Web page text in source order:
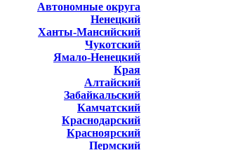
Автономные округа
Ненецкий
Ханты-Мансийский
Чукотский
Ямало-Ненецкий
Края
Алтайский
Забайкальский
Камчатский
Краснодарский
Красноярский
Пермский